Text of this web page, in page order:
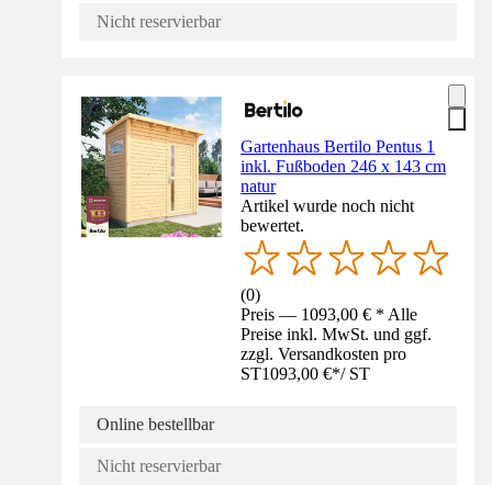
Nicht reservierbar
Gartenhaus Bertilo Pentus 1
inkl. Fußboden 246 x 143 cm
natur
Artikel wurde noch nicht
bewertet.
(0)
Preis — 1093,00 € * Alle
Preise inkl. MwSt. und ggf.
zzgl. Versandkosten pro
ST1093,00 €*/ ST
Online bestellbar
Nicht reservierbar